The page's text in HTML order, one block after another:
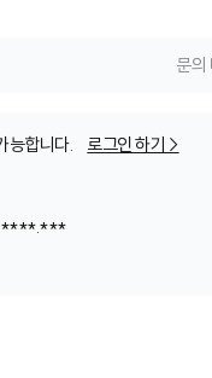
문의
능합니다.
로그인 하기 >
****.***